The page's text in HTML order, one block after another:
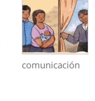
comunicación